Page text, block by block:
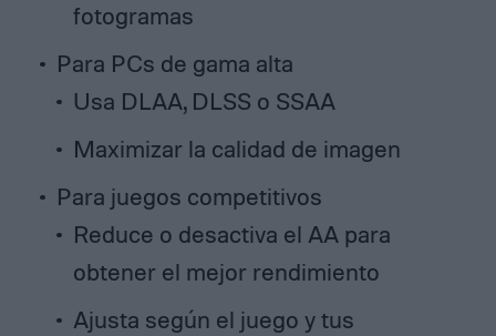
fotogramas
Para PCs de gama alta
Usa DLAA, DLSS o SSAA
Maximizar la calidad de imagen
Para juegos competitivos
Reduce o desactiva el AA para
obtener el mejor rendimiento
Ajusta según el juego y tus